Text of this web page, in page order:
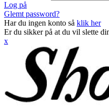
Log på
Glemt password?
Har du ingen konto så klik her
Er du sikker på at du vil slette
x